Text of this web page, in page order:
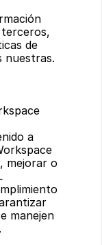
de
nuestras.
a
mejorar o
manejen